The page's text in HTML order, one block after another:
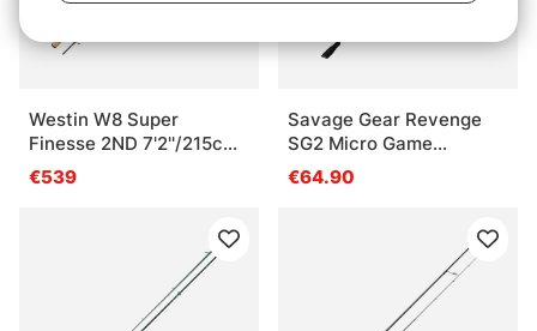
Westin W8 Super
Finesse 2ND 7'2''/215cm
M 4-15g 2Sec
€539
Savage Gear Revenge
SG2 Micro Game
Spinning - 213cm, 6'1''
1.5-5g 2pcs
€64.90